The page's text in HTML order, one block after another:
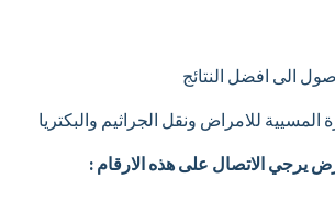
الى افضل النتائج
للامراض ونقل الجراثيم والبكتريا
يرجي الاتصال على هذه الارقام :